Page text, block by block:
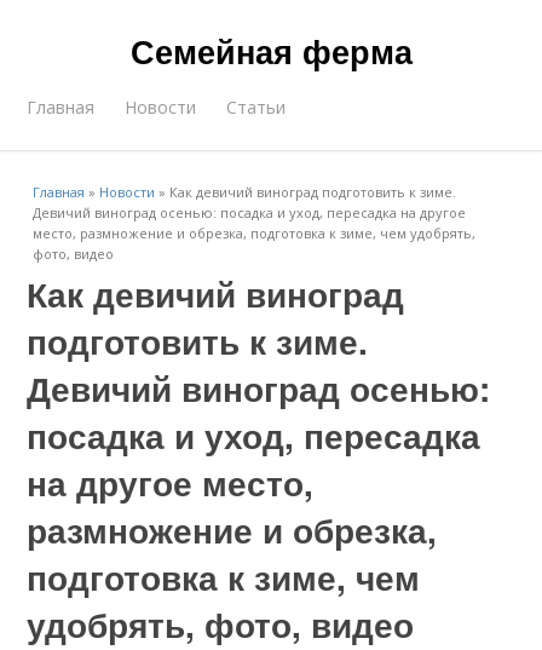
Семейная ферма
Главная Новости Статьи
Главная » Новости » Как девичий виноград подготовить к зиме.
Девичий виноград осенью: посадка и уход, пересадка на другое
место, размножение и обрезка, подготовка к зиме, чем удобрять,
фото, видео
Как девичий виноград
подготовить к зиме.
Девичий виноград осенью:
посадка и уход, пересадка
на другое место,
размножение и обрезка,
подготовка к зиме, чем
удобрять, фото, видео